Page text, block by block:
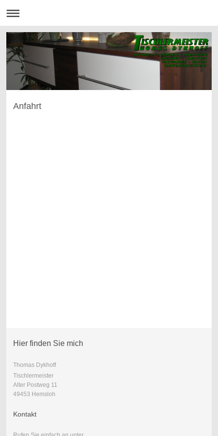
Anfahrt
Hier finden Sie mich
Thomas Dykhoff
Tischlermeister
Alter Postweg 11
49453 Hemsloh
Kontakt